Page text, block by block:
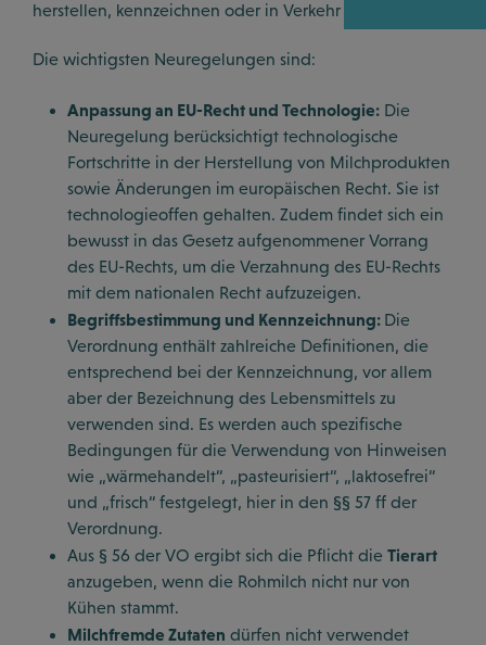
News
Politik Dialog
Workshops
Videos
Downloads
herstellen, kennzeichnen oder in Verkehr bringen.
Die wichtigsten Neuregelungen sind:
Anpassung an EU-Recht und Technologie: Die
Neuregelung berücksichtigt technologische
Fortschritte in der Herstellung von Milchprodukten
sowie Änderungen im europäischen Recht. Sie ist
technologieoffen gehalten. Zudem findet sich ein
bewusst in das Gesetz aufgenommener Vorrang
des EU-Rechts, um die Verzahnung des EU-Rechts
mit dem nationalen Recht aufzuzeigen.
Begriffsbestimmung und Kennzeichnung: Die
Verordnung enthält zahlreiche Definitionen, die
entsprechend bei der Kennzeichnung, vor allem
aber der Bezeichnung des Lebensmittels zu
verwenden sind. Es werden auch spezifische
Bedingungen für die Verwendung von Hinweisen
wie „wärmehandelt“, „pasteurisiert“, „laktosefrei“
und „frisch“ festgelegt, hier in den §§ 57 ff der
Verordnung.
Aus § 56 der VO ergibt sich die Pflicht die Tierart
anzugeben, wenn die Rohmilch nicht nur von
Kühen stammt.
Milchfremde Zutaten dürfen nicht verwendet